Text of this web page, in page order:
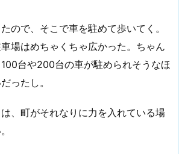
ので、そこで車を駐めて歩いてく。
場はめちゃくちゃ広かった。ちゃん
台や200台の車が駐められそうなほ
ったし。
、町がそれなりに力を入れている場